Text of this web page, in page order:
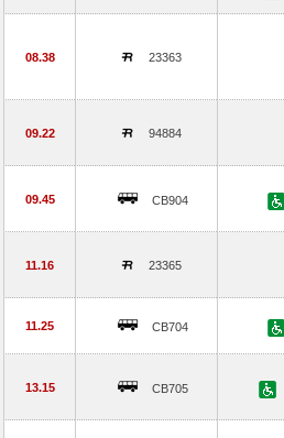
08.38 23363
09.22 94884
09.45 CB904
11.16 23365
11.25 CB704
13.15 CB705